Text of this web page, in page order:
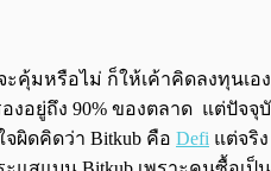
ะคุ้มหรือไม่ ก็ให้เค้าคิดลงทุนเ
องอยู่ถึง 90% ของตลาด แต่ปั
ผิดคิดว่า Bitkub คือ Defi แต่จริง